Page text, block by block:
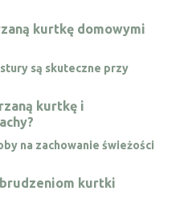
kurtkę domowymi
są skuteczne przy
kurtkę i
na zachowanie świeżości
kurtki